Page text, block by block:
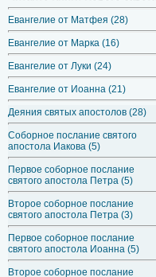
Евангелие от Матфея (28)
Евангелие от Марка (16)
Евангелие от Луки (24)
Евангелие от Иоанна (21)
Деяния святых апостолов (28)
Соборное послание святого
апостола Иакова (5)
Первое соборное послание
святого апостола Петра (5)
Второе соборное послание
святого апостола Петра (3)
Первое соборное послание
святого апостола Иоанна (5)
Второе соборное послание